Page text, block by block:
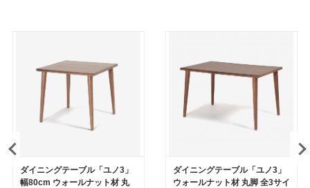
ダイニングテーブル「ユノ3」
幅80cm ウォールナット材 丸
ダイニングテーブル「ユノ3」
ウォールナット材 丸脚 全3サイ